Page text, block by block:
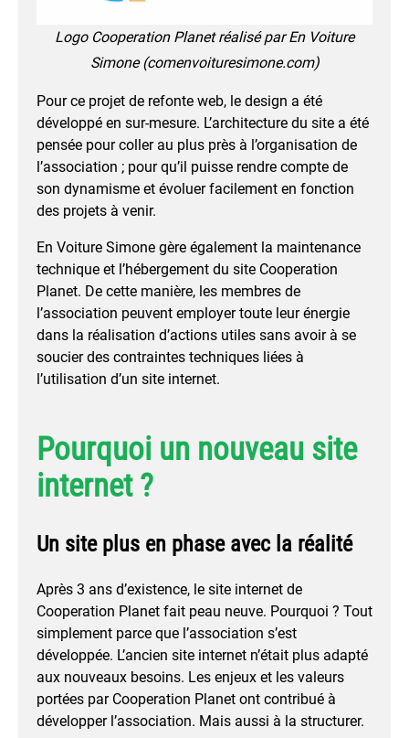
Logo Cooperation Planet réalisé par En Voiture
Simone (comenvoituresimone.com)
Pour ce projet de refonte web, le design a été
développé en sur-mesure. L’architecture du site a été
pensée pour coller au plus près à l’organisation de
l’association ; pour qu’il puisse rendre compte de
son dynamisme et évoluer facilement en fonction
des projets à venir.
En Voiture Simone gère également la maintenance
technique et l’hébergement du site Cooperation
Planet. De cette manière, les membres de
l’association peuvent employer toute leur énergie
dans la réalisation d’actions utiles sans avoir à se
soucier des contraintes techniques liées à
l’utilisation d’un site internet.
Pourquoi un nouveau site
internet ?
Un site plus en phase avec la réalité
Après 3 ans d’existence, le site internet de
Cooperation Planet fait peau neuve. Pourquoi ? Tout
simplement parce que l’association s’est
développée. L’ancien site internet n’était plus adapté
aux nouveaux besoins. Les enjeux et les valeurs
portées par Cooperation Planet ont contribué à
développer l’association. Mais aussi à la structurer.